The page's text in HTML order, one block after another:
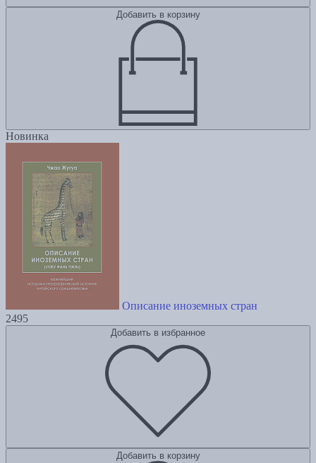
Добавить в корзину
Новинка
Описание иноземных стран
2495
Добавить в избранное
Добавить в корзину